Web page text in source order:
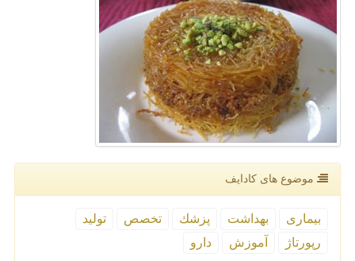
موضوع های كادایف
بیماری بهداشت پزشك تخصص
تولید
رپورتاژ
آموزش دارو